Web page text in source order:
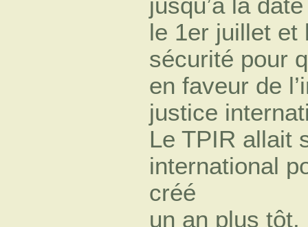
jusqu’à la
le 1er juillet et
sécurité pour
en faveur de
justice
Le TPIR allait
international
créé
un an plus